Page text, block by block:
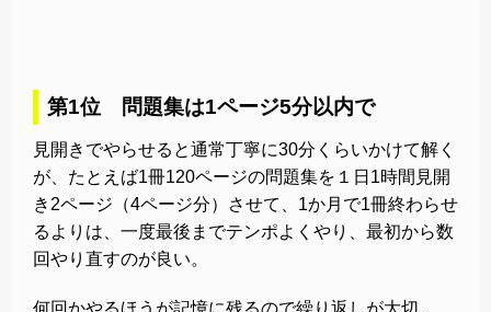
第1位 問題集は1ページ5分以内で
見開きでやらせると通常丁寧に30分くらいかけて解く
が、たとえば1冊120ページの問題集を１日1時間見開
き2ページ（4ページ分）させて、1か月で1冊終わらせ
るよりは、一度最後までテンポよくやり、最初から数
回やり直すのが良い。
何回かやるほうが記憶に残るので繰り返しが大切。